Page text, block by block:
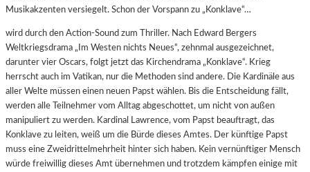
Musikakzenten versiegelt. Schon der Vorspann zu „Konklave“…
wird durch den Action-Sound zum Thriller. Nach Edward Bergers
Weltkriegsdrama „Im Westen nichts Neues“, zehnmal ausgezeichnet,
darunter vier Oscars, folgt jetzt das Kirchendrama „Konklave“. Krieg
herrscht auch im Vatikan, nur die Methoden sind andere. Die Kardinäle aus
aller Welte müssen einen neuen Papst wählen. Bis die Entscheidung fällt,
werden alle Teilnehmer vom Alltag abgeschottet, um nicht von außen
manipuliert zu werden. Kardinal Lawrence, vom Papst beauftragt, das
Konklave zu leiten, weiß um die Bürde dieses Amtes. Der künftige Papst
muss eine Zweidrittelmehrheit hinter sich haben. Kein vernünftiger Mensch
würde freiwillig dieses Amt übernehmen und trotzdem kämpfen einige mit